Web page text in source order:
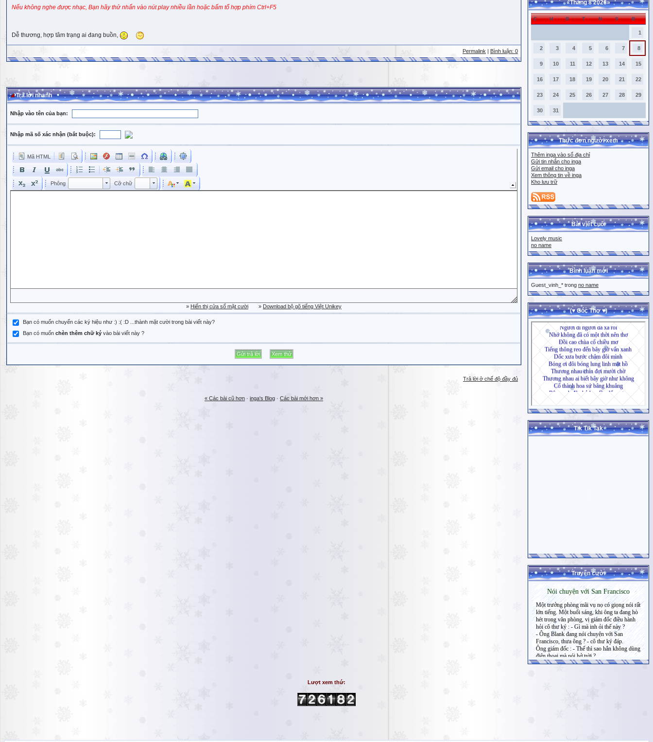
Nếu không nghe được nhạc, Bạn hãy thử nhấn vào nút play nhiều lần hoặc bấm tổ hợp phím Ctrl+F5
Dễ thương, hợp tâm trạng ai đang buồn,
Permalink Bình luận: 0
Trả lời nhanh
Nhập vào tên của bạn:
Nhập mã số xác nhận (bắt buộc):
Mã HTML
Phông Cỡ chữ Kích cỡ phông
» Hiển thị cửa sổ mặt cười » Download bộ gõ tiếng Việt Unikey
Bạn có muốn chuyển các ký hiệu như :) :( :D ...thành mặt cười trong bài viết này?
Bạn có muốn chèn thêm chữ ký vào bài viết này ?
Trả lời ở chế độ đầy đủ
« Các bài cũ hơn · inga's Blog · Các bài mới hơn »
«Tháng 8 2026»
C H B T N S B
1
2 3 4 5 6 7 8
9 10 11 12 13 14 15
16 17 18 19 20 21 22
23 24 25 26 27 28 29
30 31
Thực đơn người xem
Thêm inga vào sổ địa chỉ
Gửi tin nhắn cho inga
Gửi email cho inga
Xem thông tin về inga
Kho lưu trữ
Bài viết cuối
Lovely music
no name
Bình luận mới
Guest_vinh_* trong no name
(♥ Góc Thơ ♥)
Tik Tik Tak
Truyện cười
Lượt xem thứ: